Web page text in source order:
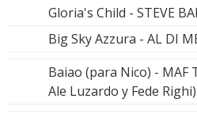
Gloria's Child - STEVE
Big Sky Azzura - AL DI
Baiao (para Nico) -
Ale Luzardo y Fede Righi)